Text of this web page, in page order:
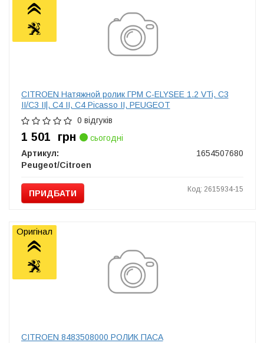
CITROEN Натяжной ролик ГРМ C-ELYSEE 1.2 VTi, C3
II/C3 II|, C4 II, C4 Picasso II, PEUGEOT
0 відгуків
1 501 грн
сьогодні
Артикул:
1654507680
Peugeot/Citroen
ПРИДБАТИ Код: 2615934-15
CITROEN 8483508000 РОЛИК ПАСА
Оригінал